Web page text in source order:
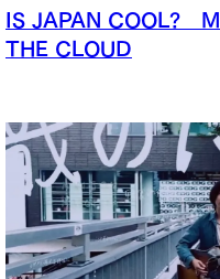
IS JAPAN COOL?
THE CLOUD